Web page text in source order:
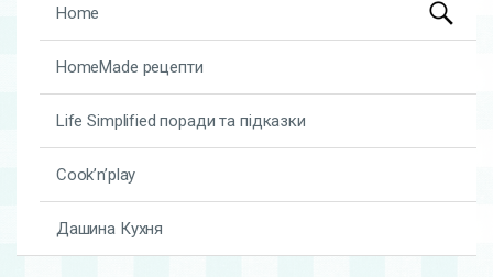
Skip to content
Home
HomeMade рецепти
Life Simplified поради та підказки
Cook’n’play
Дашина Кухня
for: